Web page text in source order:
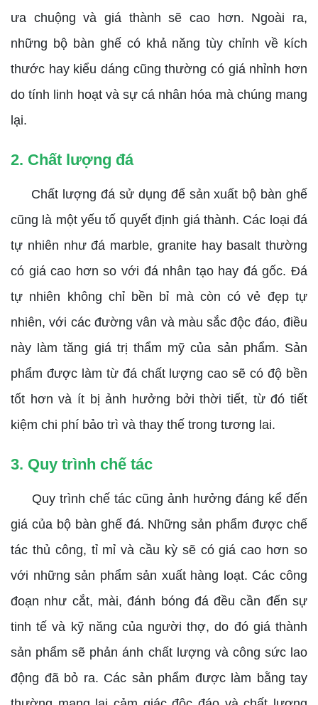
ưa chuộng và giá thành sẽ cao hơn. Ngoài ra,
những bộ bàn ghế có khả năng tùy chỉnh về kích
thước hay kiểu dáng cũng thường có giá nhỉnh hơn
do tính linh hoạt và sự cá nhân hóa mà chúng mang
lại.
2. Chất lượng đá
Chất lượng đá sử dụng để sản xuất bộ bàn ghế
cũng là một yếu tố quyết định giá thành. Các loại đá
tự nhiên như đá marble, granite hay basalt thường
có giá cao hơn so với đá nhân tạo hay đá gốc. Đá
tự nhiên không chỉ bền bỉ mà còn có vẻ đẹp tự
nhiên, với các đường vân và màu sắc độc đáo, điều
này làm tăng giá trị thẩm mỹ của sản phẩm. Sản
phẩm được làm từ đá chất lượng cao sẽ có độ bền
tốt hơn và ít bị ảnh hưởng bởi thời tiết, từ đó tiết
kiệm chi phí bảo trì và thay thế trong tương lai.
3. Quy trình chế tác
Quy trình chế tác cũng ảnh hưởng đáng kể đến
giá của bộ bàn ghế đá. Những sản phẩm được chế
tác thủ công, tỉ mỉ và cầu kỳ sẽ có giá cao hơn so
với những sản phẩm sản xuất hàng loạt. Các công
đoạn như cắt, mài, đánh bóng đá đều cần đến sự
tinh tế và kỹ năng của người thợ, do đó giá thành
sản phẩm sẽ phản ánh chất lượng và công sức lao
động đã bỏ ra. Các sản phẩm được làm bằng tay